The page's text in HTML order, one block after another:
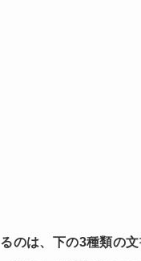
のは、下の3種類の文